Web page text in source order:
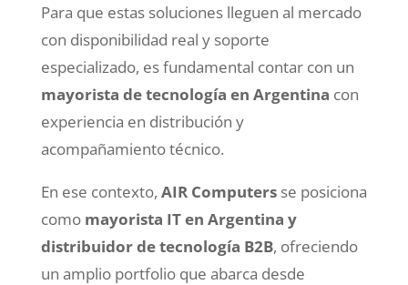
Para que estas soluciones lleguen al mercado
con disponibilidad real y soporte
especializado, es fundamental contar con un
mayorista de tecnología en Argentina con
experiencia en distribución y
acompañamiento técnico.
En ese contexto, AIR Computersse posiciona
como mayorista IT en Argentina y
distribuidor de tecnología B2B, ofreciendo
un amplio portfolio que abarca desde